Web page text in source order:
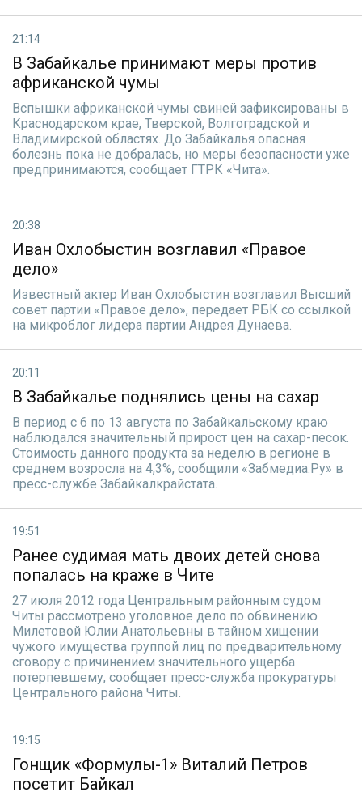
21:14
В Забайкалье принимают меры против
африканской чумы
Вспышки африканской чумы свиней зафиксированы в
Краснодарском крае, Тверской, Волгоградской и
Владимирской областях. До Забайкалья опасная
болезнь пока не добралась, но меры безопасности уже
предпринимаются, сообщает ГТРК «Чита».
20:38
Иван Охлобыстин возглавил «Правое
дело»
Известный актер Иван Охлобыстин возглавил Высший
совет партии «Правое дело», передает РБК со ссылкой
на микроблог лидера партии Андрея Дунаева.
20:11
В Забайкалье поднялись цены на сахар
В период с 6 по 13 августа по Забайкальскому краю
наблюдался значительный прирост цен на сахар-песок.
Стоимость данного продукта за неделю в регионе в
среднем возросла на 4,3%, сообщили «Забмедиа.Ру» в
пресс-службе Забайкалкрайстата.
19:51
Ранее судимая мать двоих детей снова
попалась на краже в Чите
27 июля 2012 года Центральным районным судом
Читы рассмотрено уголовное дело по обвинению
Милетовой Юлии Анатольевны в тайном хищении
чужого имущества группой лиц по предварительному
сговору с причинением значительного ущерба
потерпевшему, сообщает пресс-служба прокуратуры
Центрального района Читы.
19:15
Гонщик «Формулы-1» Виталий Петров
посетит Байкал